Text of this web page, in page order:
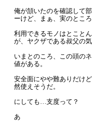
俺が頷いたのを確認して
ーけど、まぁ、実のとこ
利用できるモノはとこと
が、ヤクザである叔父の
いまとのころ、この頭の
値がある。
安全面にやや難ありだけ
然使えそうだ。
にしても…支度って？
あ